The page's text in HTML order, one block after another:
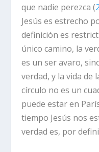
que nadie perezca (
Jesús es estrecho
definición es
único camino, la
es un ser avaro,
verdad, y la vida de
círculo no es un
puede estar en
tiempo Jesús nos
verdad es, por